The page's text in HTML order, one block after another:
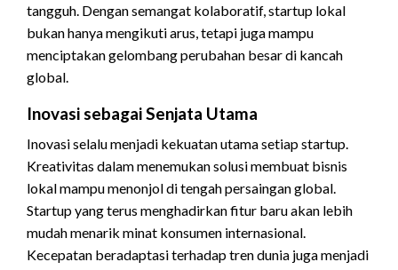
tangguh. Dengan semangat kolaboratif, startup lokal
bukan hanya mengikuti arus, tetapi juga mampu
menciptakan gelombang perubahan besar di kancah
global.
Inovasi sebagai Senjata Utama
Inovasi selalu menjadi kekuatan utama setiap startup.
Kreativitas dalam menemukan solusi membuat bisnis
lokal mampu menonjol di tengah persaingan global.
Startup yang terus menghadirkan fitur baru akan lebih
mudah menarik minat konsumen internasional.
Kecepatan beradaptasi terhadap tren dunia juga menjadi